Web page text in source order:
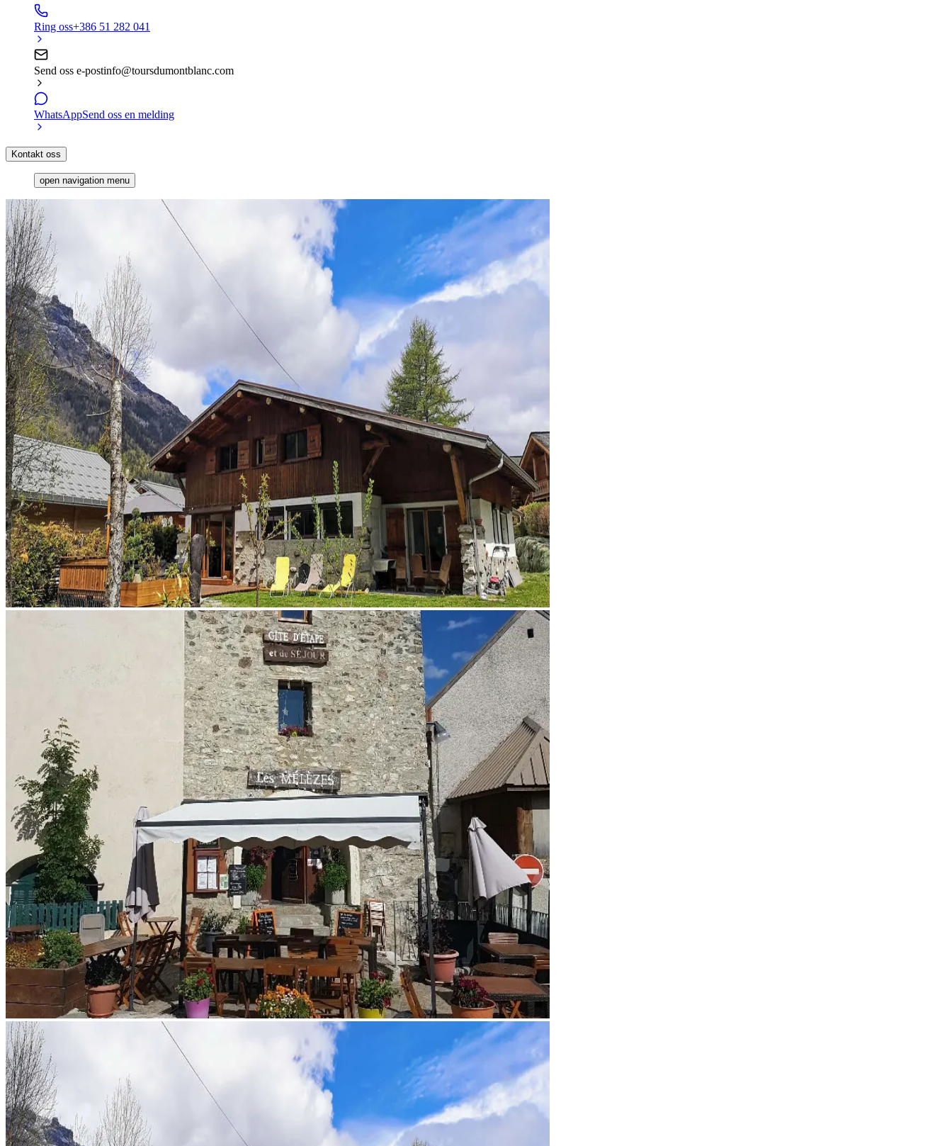
Ring oss+386 51 282 041
Send oss e-postinfo@toursdumontblanc.com
WhatsAppSend oss en melding
Kontakt oss
open navigation menu